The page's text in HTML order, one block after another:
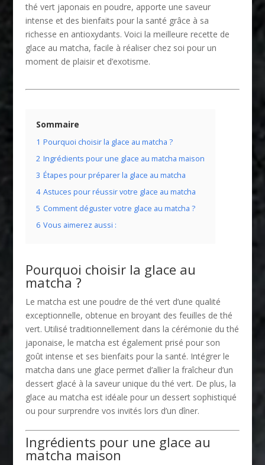
thé vert japonais en poudre, apporte une saveur
intense et des bienfaits pour la santé grâce à sa
richesse en antioxydants. Voici la meilleure recette de
glace au matcha, facile à réaliser chez soi pour un
moment de plaisir et d’exotisme.
Sommaire
1 Pourquoi choisir la glace au matcha ?
2 Ingrédients pour une glace au matcha maison
3 Étapes pour préparer la glace au matcha
4 Astuces pour réussir votre glace au matcha
5 Comment déguster votre glace au matcha ?
6 Vous aimerez aussi :
Pourquoi choisir la glace au
matcha ?
Le matcha est une poudre de thé vert d’une qualité
exceptionnelle, obtenue en broyant des feuilles de thé
vert. Utilisé traditionnellement dans la cérémonie du thé
japonaise, le matcha est également prisé pour son
goût intense et ses bienfaits pour la santé. Intégrer le
matcha dans une glace permet d’allier la fraîcheur d’un
dessert glacé à la saveur unique du thé vert. De plus, la
glace au matcha est idéale pour un dessert sophistiqué
ou pour surprendre vos invités lors d’un dîner.
Ingrédients pour une glace au
matcha maison